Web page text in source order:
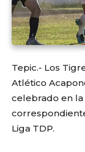
Tepic.- Los
Atlético
celebrado en
Liga TDP.